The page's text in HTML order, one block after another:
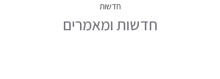
חדשות
חדשות ומאמרים